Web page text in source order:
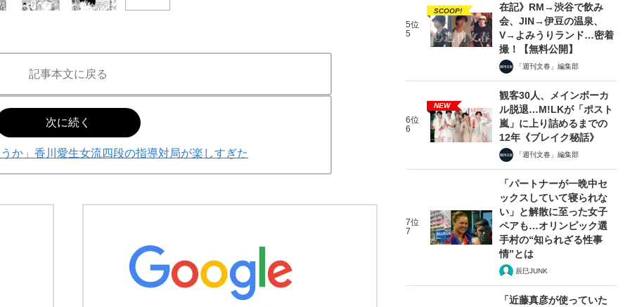
記事本文に戻る
次に続く
か」香川愛生女流四段の指導対局が楽しすぎた
5位
5
SCOOP!
在記》RM→渋谷で飲み
会、JIN→伊豆の温泉、
V→よみうりランド…密着
撮！【無料公開】
「週刊文春」編集部
6位
6
NEW
観客30人、メインボーカ
ル脱退…M!LKが「ポスト
嵐」に上り詰めるまでの
12年《ブレイク秘話》
「週刊文春」編集部
7位
7
「パートナーが一晩中セ
ックスしていて寝られな
い」と解散に至った女子
ペアも…オリンピック選
手村の“知られざる性事
情”とは
辰巳JUNK
「近藤真彦が使っていた